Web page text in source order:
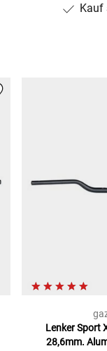
Kauf
Lenker Sport
28,6mm.